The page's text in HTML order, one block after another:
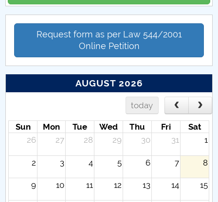
Request form as per Law 544/2001
Online Petition
AUGUST 2026
today
Sun Mon Tue Wed Thu Fri
Sat
26
27 28 29 30 31 1
2 3 4 5 6 7 8
9 10 11 12 13 14 15